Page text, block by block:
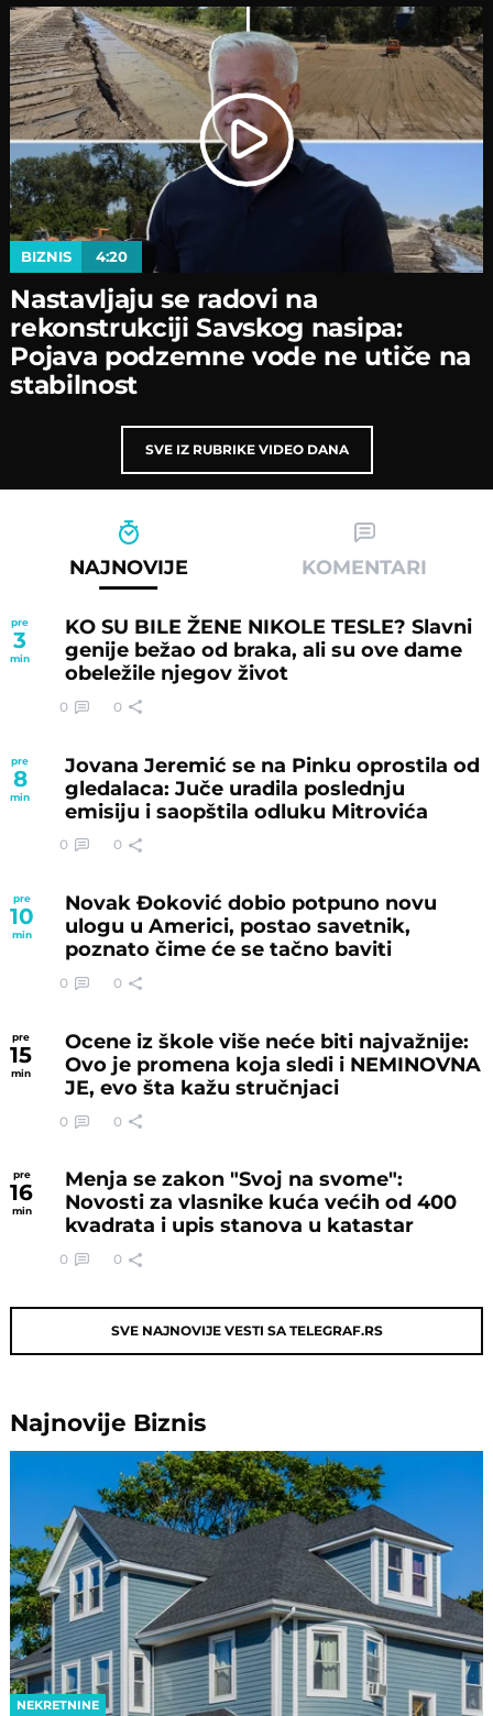
BIZNIS 4:20
Nastavljaјu se radovi na
rekonstrukciјi Savskog nasipa:
Poјava podzemne vode ne utiče na
stabilnost
SVE IZ RUBRIKE VIDEO DANA
NAJNOVIJE KOMENTARI
pre
3
min
KO SU BILE ŽENE NIKOLE TESLE? Slavni
genije bežao od braka, ali su ove dame
obeležile njegov život
0 0
pre
8
min
Jovana Jeremić se na Pinku oprostila od
gledalaca: Juče uradila poslednju
emisiju i saopštila odluku Mitrovića
0 0
pre
10
min
Novak Đoković dobio potpuno novu
ulogu u Americi, postao savetnik,
poznato čime će se tačno baviti
0 0
pre
15
min
Ocene iz škole više neće biti najvažnije:
Ovo je promena koja sledi i NEMINOVNA
JE, evo šta kažu stručnjaci
0 0
pre
16
min
Menja se zakon "Svoj na svome":
Novosti za vlasnike kuća većih od 400
kvadrata i upis stanova u katastar
0 0
SVE NAJNOVIJE VESTI SA TELEGRAF.RS
Najnovije Biznis
NEKRETNINE